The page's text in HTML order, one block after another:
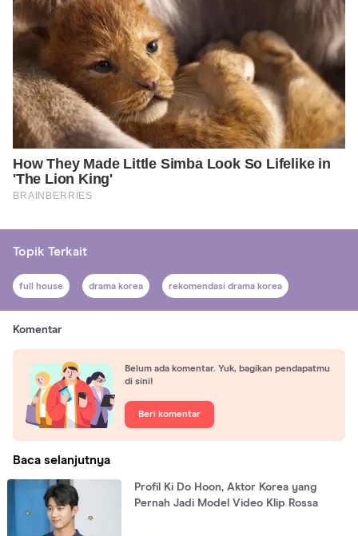
Topik Terkait
full house drama korea rekomendasi drama korea
Komentar
Belum ada komentar. Yuk, bagikan pendapatmu
di sini!
Beri komentar
Baca selanjutnya
Profil Ki Do Hoon, Aktor Korea yang
Pernah Jadi Model Video Klip Rossa